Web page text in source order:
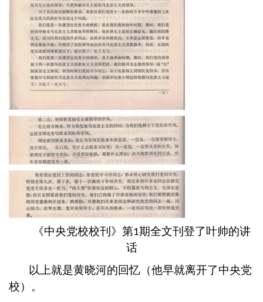
《中央党校校刊》第1期全文刊登了叶帅的讲
话
以上就是黄晓河的回忆（他早就离开了中央党
校）。